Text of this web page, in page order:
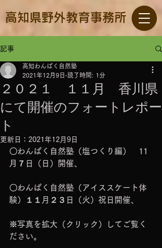
高知県野外教育事務所
記事
２０２１ １１月 香川県
にて開催のフォートレポー
ト
高知わんぱく自然塾
2021年12月9日 読了時間: 1分
更新日： 2021年12月9日
〇わんぱく自然塾（塩つくり編）　11
月７日（日）開催、
〇わんぱく自然塾（アイススケート体
験）１１月２３日（火）祝日開催、
※写真を拡大（クリック）してご覧く
ださい。